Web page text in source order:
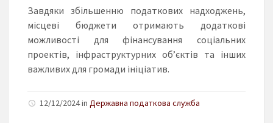
Завдяки збільшенню податкових надходжень,
місцеві бюджети отримають додаткові
можливості для фінансування соціальних
проектів, інфраструктурних об’єктів та інших
важливих для громади ініціатив.
12/12/2024 in Державна податкова служба